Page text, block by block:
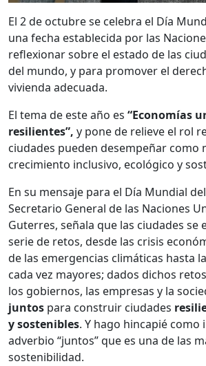
El 2 de octubre se celebra el Día
una fecha establecida por las
reflexionar sobre el estado de las
del mundo, y para promover el
vivienda adecuada.
El tema de este año es “Economías
resilientes”, y pone de relieve el rol
ciudades pueden desempeñar como
crecimiento inclusivo, ecológico y
En su mensaje para el Día Mundial
Secretario General de las Naciones
Guterres, señala que las ciudades se
serie de retos, desde las crisis
de las emergencias climáticas hasta
cada vez mayores; dados dichos
los gobiernos, las empresas y la
juntos para construir ciudades
y sostenibles. Y hago hincapié como
adverbio “juntos” que es una de las
sostenibilidad.